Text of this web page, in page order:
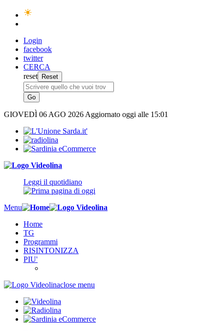
Login
facebook
twitter
CERCA
reset
GIOVEDÌ 06 AGO 2026 Aggiornato oggi alle 15:01
Leggi il quotidiano
Menu
Home
TG
Programmi
RISINTONIZZA
PIU'
close menu